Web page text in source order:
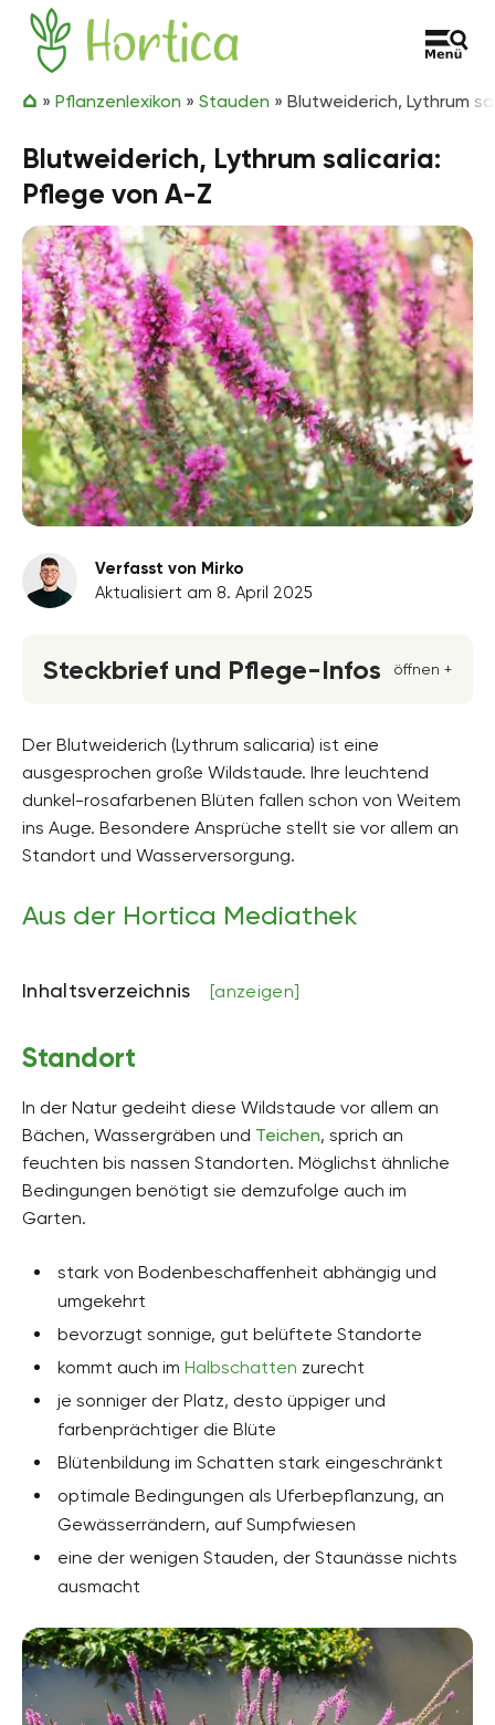
Zum Inhalt springen
Hortica
» Pflanzenlexikon » Stauden » Blutweiderich, Lythrum
Blutweiderich, Lythrum salicaria:
Pflege von A-Z
Verfasst von Mirko
Aktualisiert am 8. April 2025
Steckbrief und Pflege-Infos öffnen +
rosa
Standort
Halbschatten, Sonnig
Blütezeit
Juli, August, September
Wuchsform
bis zu 120 Zentimeter hoch
Bodenart
lehmig
Bodenfeuchte
frisch, nass
neutral, schwach alkalisch, schwach sauer
Humus
humusreich
Giftig
Nein
Pflanzenfamilien
Weiderichgewächse, Lythraceae
Pflanzenarten
Stauden, Teichpflanzen
Gartenstil
Naturgarten, Wassergarten
Der Blutweiderich (Lythrum salicaria) ist eine
ausgesprochen große Wildstaude. Ihre leuchtend
dunkel-rosafarbenen Blüten fallen schon von Weitem
ins Auge. Besondere Ansprüche stellt sie vor allem an
Standort und Wasserversorgung.
Aus der Hortica Mediathek
Inhaltsverzeichnis [anzeigen]
Standort
In der Natur gedeiht diese Wildstaude vor allem an
Bächen, Wassergräben und Teichen, sprich an
feuchten bis nassen Standorten. Möglichst ähnliche
Bedingungen benötigt sie demzufolge auch im
Garten.
stark von Bodenbeschaffenheit abhängig und
umgekehrt
bevorzugt sonnige, gut belüftete Standorte
kommt auch im Halbschatten zurecht
je sonniger der Platz, desto üppiger und
farbenprächtiger die Blüte
Blütenbildung im Schatten stark eingeschränkt
optimale Bedingungen als Uferbepflanzung, an
Gewässerrändern, auf Sumpfwiesen
eine der wenigen Stauden, der Staunässe nichts
ausmacht